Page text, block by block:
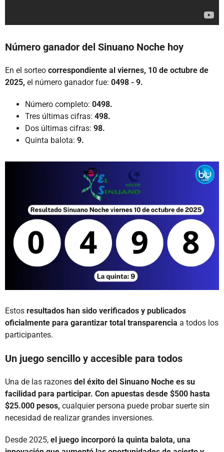
Número ganador del Sinuano Noche hoy
En el sorteo correspondiente al viernes, 10 de octubre de
2025, el número ganador fue: 0498 - 9.
Número completo: 0498.
Tres últimas cifras: 498.
Dos últimas cifras: 98.
Quinta balota: 9.
Estos resultados han sido verificados y publicados
oficialmente para garantizar total transparencia a todos los
participantes.
Un juego sencillo y accesible para todos
Una de las razones del éxito del Sinuano Noche es su
facilidad para participar. Con apuestas desde $500 hasta
$25.000 pesos, cualquier persona puede probar suerte sin
necesidad de realizar grandes inversiones.
Desde 2025, el juego incorporó la quinta balota, una